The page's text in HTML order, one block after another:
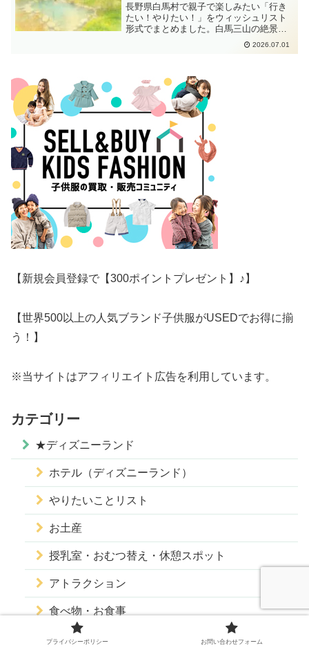
長野県白馬村で親子で楽しみたい「行き
たい！やりたい！」をウィッシュリスト
形式でまとめました。白馬三山の絶景、
八方尾根、栂池自然園、スキー場、雪遊
び、グルメ、体験スポットなど、子連れ
2026.07.01
【新規会員登録で【300ポイントプレゼント】♪】
【世界500以上の人気ブランド子供服がUSEDでお得に揃
う！】
※当サイトはアフィリエイト広告を利用しています。
カテゴリー
★ディズニーランド
ホテル（ディズニーランド）
やりたいことリスト
お土産
授乳室・おむつ替え・休憩スポット
アトラクション
食べ物・お食事
当日の様子＆スケジュール
プライバシーポリシー お問い合わせフォーム